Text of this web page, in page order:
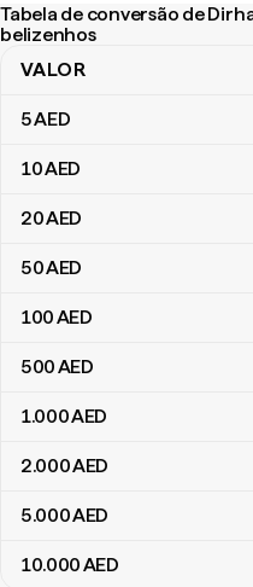
Tabela de conversão de
belizenhos
Tabela de conversão de
VALOR
5AED
10AED
20AED
50AED
100AED
500AED
1.000AED
2.000AED
5.000AED
10.000AED